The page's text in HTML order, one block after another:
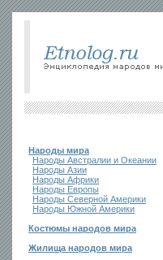
Народы мира
Народы Австралии и Океании
Народы Азии
Народы Африки
Народы Европы
Народы Северной Америки
Народы Южной Америки
Костюмы народов мира
Жилища народов мира